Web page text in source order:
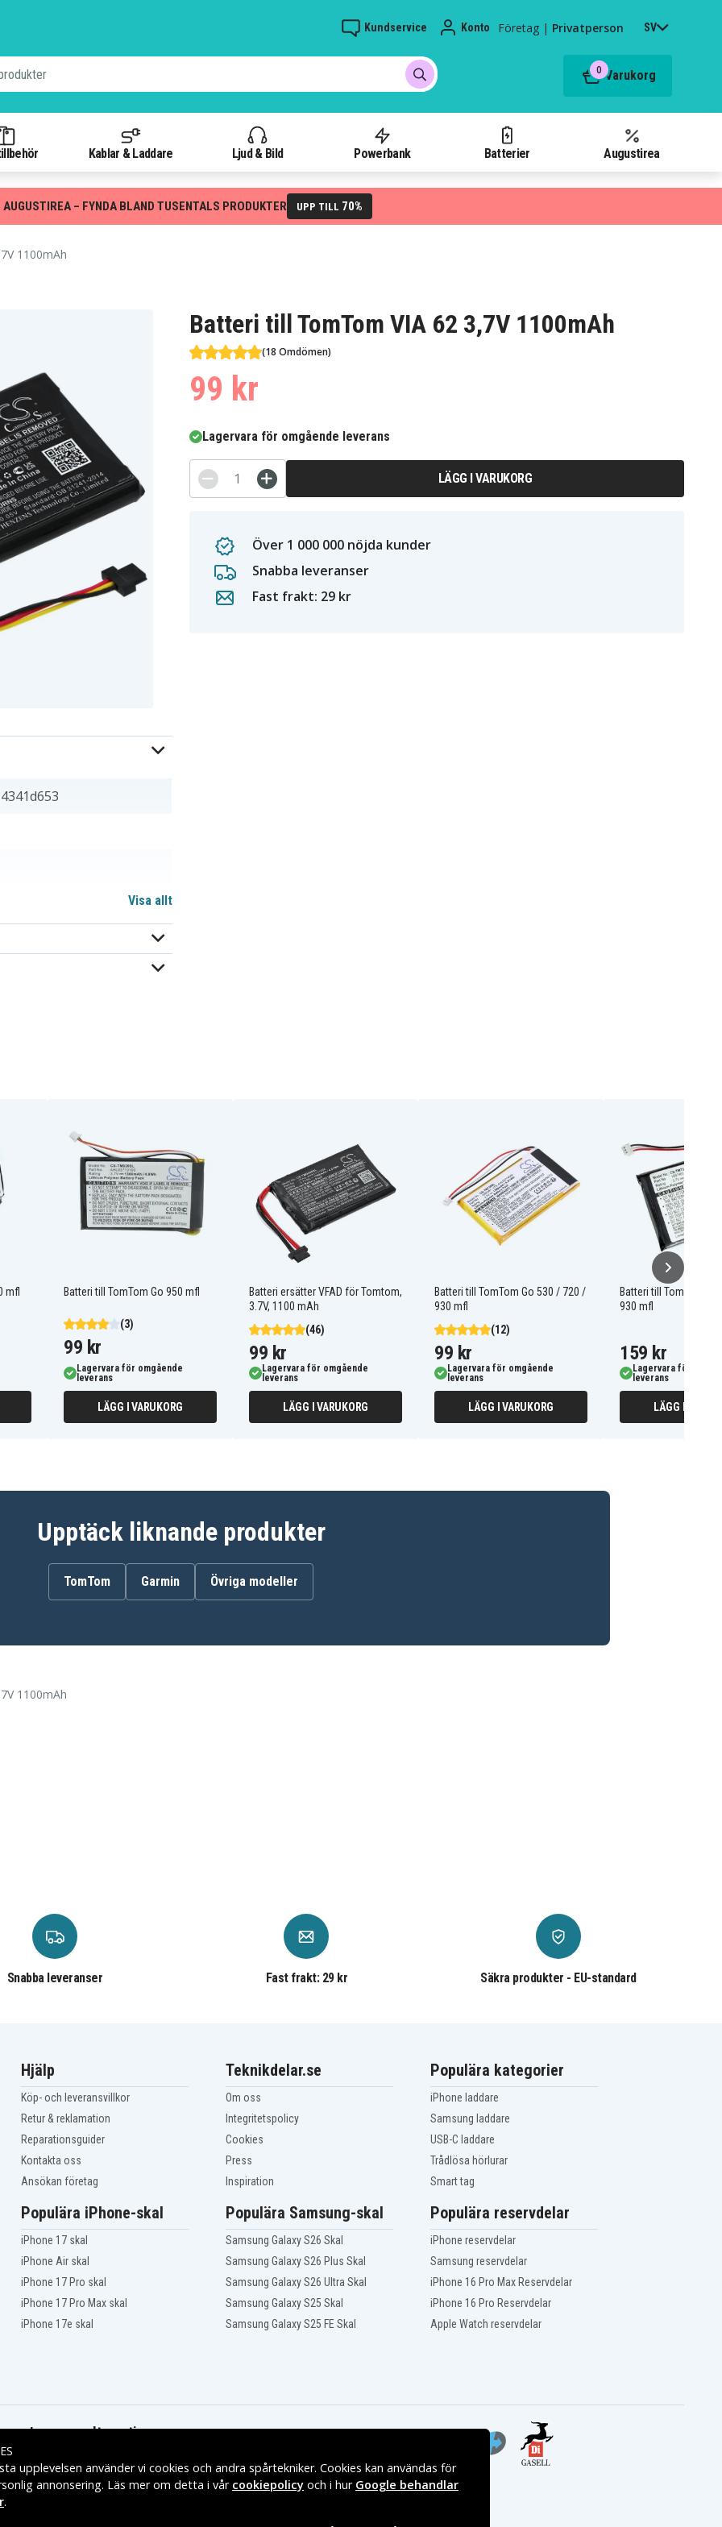
Kundservice Konto Företag | Privatperson SV
0 Varukorg
Kablar & Laddare Ljud & Bild Powerbank Batterier Augustirea
AUGUSTIREA – FYNDA BLAND TUSENTALS PRODUKTER UPP TILL 70%
1100mAh
Batteri till TomTom VIA 62 3,7V 1100mAh
(18 Omdömen)
99 kr
Lagervara för omgående leverans
LÄGG I VARUKORG
Över 1 000 000 nöjda kunder
Snabba leveranser
Fast frakt: 29 kr
Tomtom 4FA50
Tomtom Go 520 WIFI
Visa allt
mfl Batteri till TomTom Go 950 mfl
(3)
99 kr
Lagervara för omgående
leverans
LÄGG I VARUKORG
Batteri ersätter VFAD för Tomtom,
3.7V, 1100 mAh
(46)
99 kr
Lagervara för omgående
leverans
LÄGG I VARUKORG
Batteri till TomTom Go 530 / 720 /
930 mfl
(12)
99 kr
Lagervara för omgående
leverans
LÄGG I VARUKORG
Batteri till TomTom
930 mfl
159 kr
Lagervara för
leverans
LÄGG I
Upptäck liknande produkter
TomTom Garmin Övriga modeller
1100mAh
Snabba leveranser Fast frakt: 29 kr Säkra produkter - EU-standard
Hjälp
Köp- och leveransvillkor
Retur & reklamation
Reparationsguider
Kontakta oss
Ansökan företag
Teknikdelar.se
Om oss
Integritetspolicy
Cookies
Press
Inspiration
Populära kategorier
iPhone laddare
Samsung laddare
USB-C laddare
Trådlösa hörlurar
Smart tag
Populära iPhone-skal
iPhone 17 skal
iPhone Air skal
iPhone 17 Pro skal
iPhone 17 Pro Max skal
iPhone 17e skal
Populära Samsung-skal
Samsung Galaxy S26 Skal
Samsung Galaxy S26 Plus Skal
Samsung Galaxy S26 Ultra Skal
Samsung Galaxy S25 Skal
Samsung Galaxy S25 FE Skal
Populära reservdelar
iPhone reservdelar
Samsung reservdelar
iPhone 16 Pro Max Reservdelar
iPhone 16 Pro Reservdelar
Apple Watch reservdelar
Leveransalternativ
upplevelsen använder vi cookies och andra spårtekniker. Cookies kan användas för
annonsering. Läs mer om detta i vår cookiepolicy och i hur Google behandlar
.